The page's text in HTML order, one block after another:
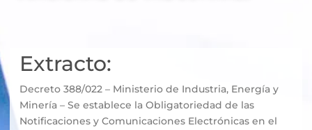
Extracto:
Decreto 388/022 – Ministerio de Industria, Energía y
Minería – Se establece la Obligatoriedad de las
Notificaciones y Comunicaciones Electrónicas en el